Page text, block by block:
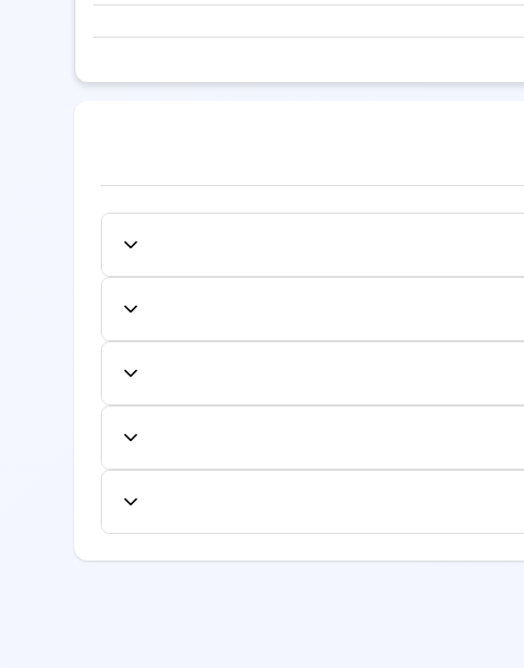
کرده و نوبت را تایید نمایید. شماره نوبت به صورت
کنند.
جداگانه محاسبه شود.